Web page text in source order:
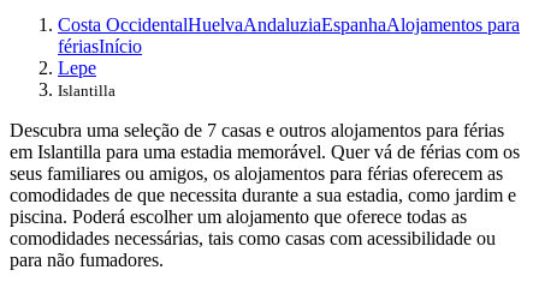
Costa OccidentalHuelvaAndaluziaEspanhaAlojamentos para
fériasInício
Lepe
Islantilla
Descubra uma seleção de 7 casas e outros alojamentos para férias
em Islantilla para uma estadia memorável. Quer vá de férias com os
seus familiares ou amigos, os alojamentos para férias oferecem as
comodidades de que necessita durante a sua estadia, como jardim e
piscina. Poderá escolher um alojamento que oferece todas as
comodidades necessárias, tais como casas com acessibilidade ou
para não fumadores.